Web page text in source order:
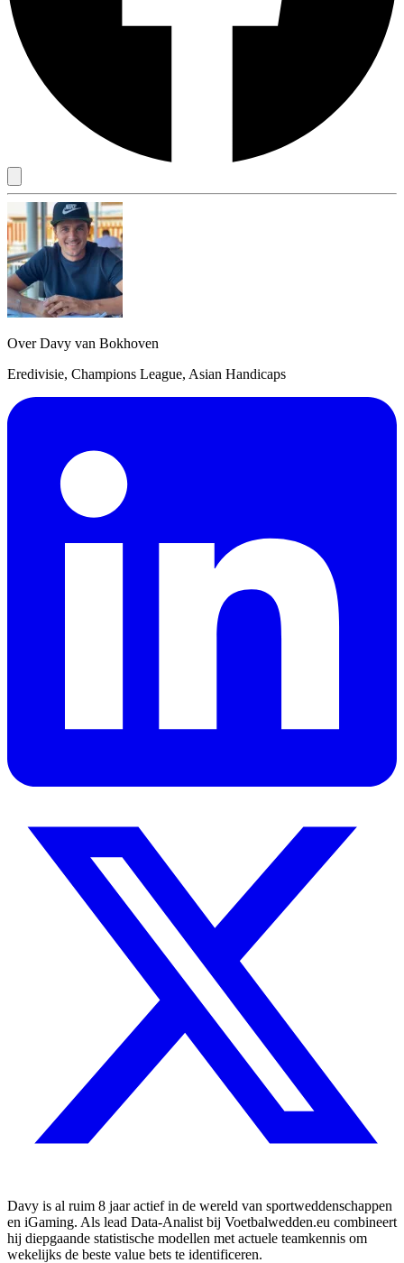
Over Davy van Bokhoven
Eredivisie, Champions League, Asian Handicaps
Davy is al ruim 8 jaar actief in de wereld van sportweddenschappen
en iGaming. Als lead Data-Analist bij Voetbalwedden.eu combineert
hij diepgaande statistische modellen met actuele teamkennis om
wekelijks de beste value bets te identificeren.